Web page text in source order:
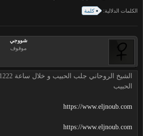
الكلمات الدلالية: كلمة
شووجي
موقوف
الحبيب
https://www.eljnoub.com
https://www.eljnoub.com